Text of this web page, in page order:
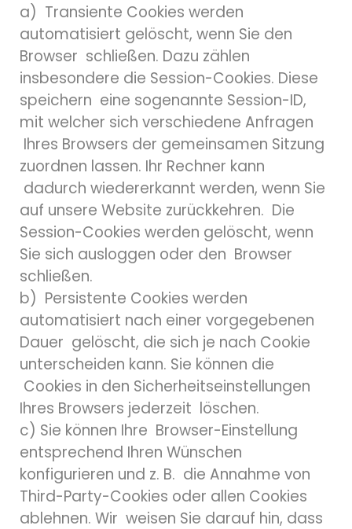
a) Transiente Cookies werden
automatisiert gelöscht, wenn Sie den
Browser schließen. Dazu zählen
insbesondere die Session-Cookies. Diese
speichern eine sogenannte Session-ID,
mit welcher sich verschiedene Anfragen
Ihres Browsers der gemeinsamen Sitzung
zuordnen lassen. Ihr Rechner kann
dadurch wiedererkannt werden, wenn Sie
auf unsere Website zurückkehren. Die
Session-Cookies werden gelöscht, wenn
Sie sich ausloggen oder den Browser
schließen.
b) Persistente Cookies werden
automatisiert nach einer vorgegebenen
Dauer gelöscht, die sich je nach Cookie
unterscheiden kann. Sie können die
Cookies in den Sicherheitseinstellungen
Ihres Browsers jederzeit löschen.
c) Sie können Ihre Browser-Einstellung
entsprechend Ihren Wünschen
konfigurieren und z. B. die Annahme von
Third-Party-Cookies oder allen Cookies
ablehnen. Wir weisen Sie darauf hin, dass